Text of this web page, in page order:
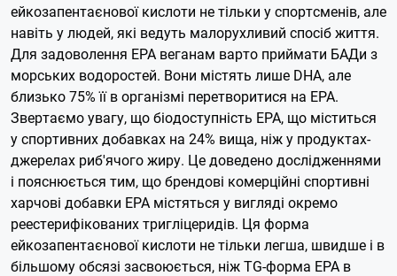
ейкозапентаєнової кислоти не тільки у спортсменів, але
навіть у людей, які ведуть малорухливий спосіб життя.
Для задоволення EPA веганам варто приймати БАДи з
морських водоростей. Вони містять лише DHA, але
близько 75% її в організмі перетворитися на EPA.
Звертаємо увагу, що біодоступність EPA, що міститься
у спортивних добавках на 24% вища, ніж у продуктах-
джерелах риб'ячого жиру. Це доведено дослідженнями
і пояснюється тим, що брендові комерційні спортивні
харчові добавки EPA містяться у вигляді окремо
реестерифікованих тригліцеридів. Ця форма
ейкозапентаєнової кислоти не тільки легша, швидше і в
більшому обсязі засвоюється, ніж TG-форма EPA в